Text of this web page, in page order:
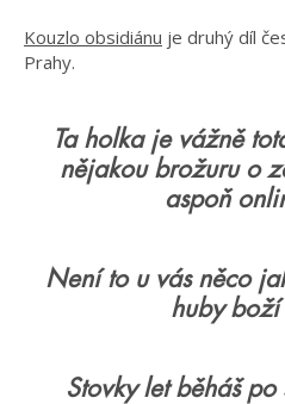
Kouzlo obsidiánu je druhý díl
Prahy.
Ta holka je vážně
nějakou brožuru o
aspoň
Není to u vás něco
huby boží
Stovky let běháš po